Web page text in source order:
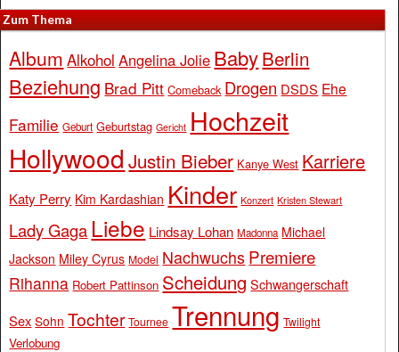
Zum Thema
Album Alkohol Angelina Jolie BabyBerlin
Beziehung Brad Pitt Comeback Drogen DSDS Ehe
Familie Geburt Geburtstag Gericht Hochzeit
Hollywood Justin Bieber Kanye West Karriere
Katy Perry Kim Kardashian Kinder Konzert Kristen Stewart
Lady Gaga Liebe Lindsay Lohan Madonna Michael
Jackson Miley Cyrus Model Nachwuchs Premiere
Rihanna Robert Pattinson Scheidung Schwangerschaft
Sex Sohn Tochter Tournee Trennung Twilight
Verlobung